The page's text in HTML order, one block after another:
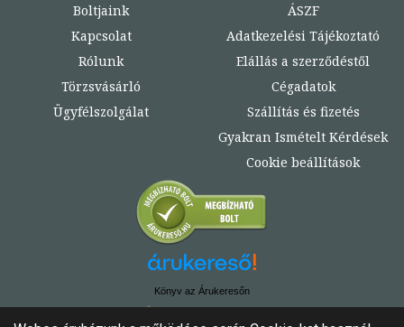
Boltjaink
Kapcsolat
Rólunk
Törzsvásárló
Ügyfélszolgálat
ÁSZF
Adatkezelési Tájékoztató
Elállás a szerződéstől
Cégadatok
Szállítás és fizetés
Gyakran Ismételt Kérdések
Cookie beállítások
Könyv az Árukeresőn